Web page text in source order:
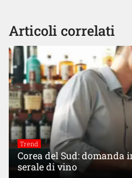
Articoli correlati
Trend
Corea del Sud: domanda
serale di vino